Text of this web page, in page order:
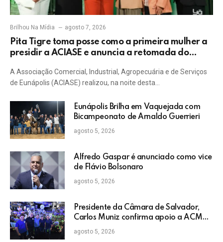
Brilhou Na Mídia agosto 7, 2026
Pita Tigre toma posse como a primeira mulher a
presidir a ACIASE e anuncia a retomada do
A Associação Comercial, Industrial, Agropecuária e de Serviços
de Eunápolis (ACIASE) realizou, na noite desta…
Eunápolis Brilha em Vaquejada com
Bicampeonato de Arnaldo Guerrieri
agosto 5, 2026
Alfredo Gaspar é anunciado como vice
de Flávio Bolsonaro
agosto 5, 2026
Presidente da Câmara de Salvador,
Carlos Muniz confirma apoio a ACM
Neto: “Irei lutar voto a voto na sua
campanha”
agosto 5, 2026